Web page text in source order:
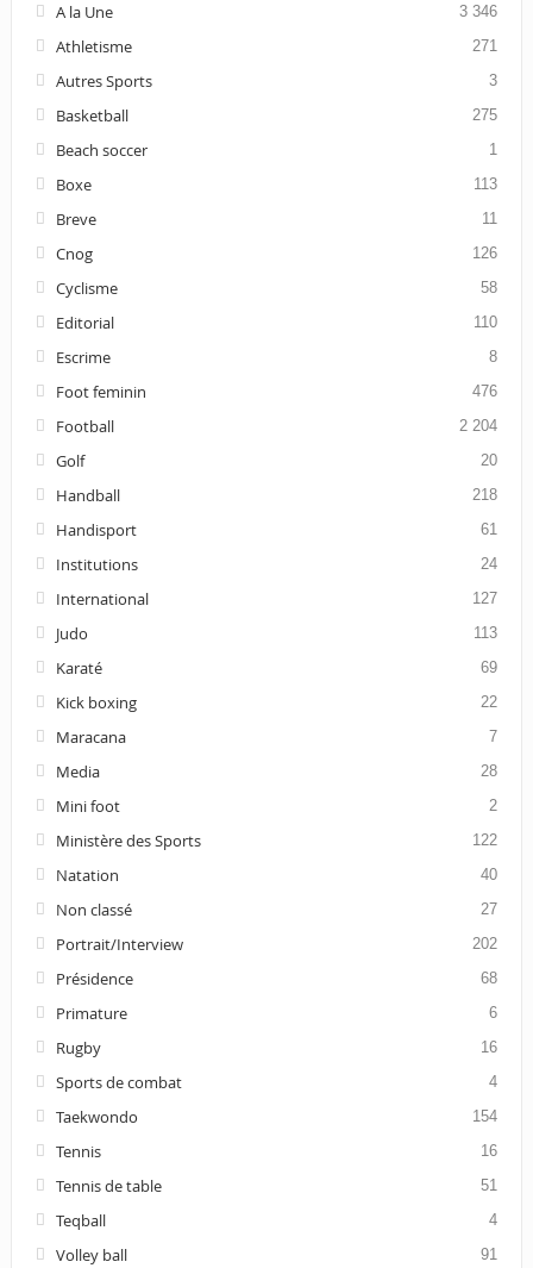
A la Une 3 346
Athletisme 271
Autres Sports 3
Basketball 275
Beach soccer 1
Boxe 113
Breve 11
Cnog 126
Cyclisme 58
Editorial 110
Escrime 8
Foot feminin 476
Football 2 204
Golf 20
Handball 218
Handisport 61
Institutions 24
International 127
Judo 113
Karaté 69
Kick boxing 22
Maracana 7
Media 28
Mini foot 2
Ministère des Sports 122
Natation 40
Non classé 27
Portrait/Interview 202
Présidence 68
Primature 6
Rugby 16
Sports de combat 4
Taekwondo 154
Tennis 16
Tennis de table 51
Teqball 4
Volley ball 91